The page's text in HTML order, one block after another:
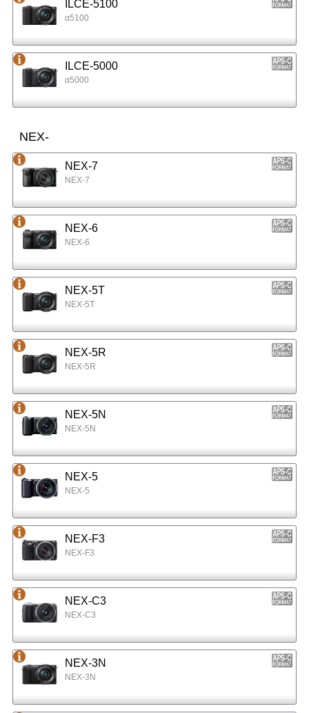
ILCE-5100
α5100
ILCE-5000
α5000
NEX-
NEX-7
NEX-7
NEX-6
NEX-6
NEX-5T
NEX-5T
NEX-5R
NEX-5R
NEX-5N
NEX-5N
NEX-5
NEX-5
NEX-F3
NEX-F3
NEX-C3
NEX-C3
NEX-3N
NEX-3N